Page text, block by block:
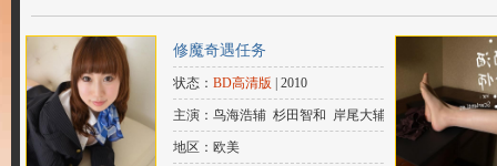
修魔奇遇任务
状态： BD高清版 | 2010
主演：鸟海浩辅 杉田智和 岸尾大辅 子
安武人
地区：欧美